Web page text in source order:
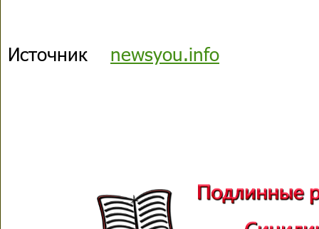
Источник newsyou.info